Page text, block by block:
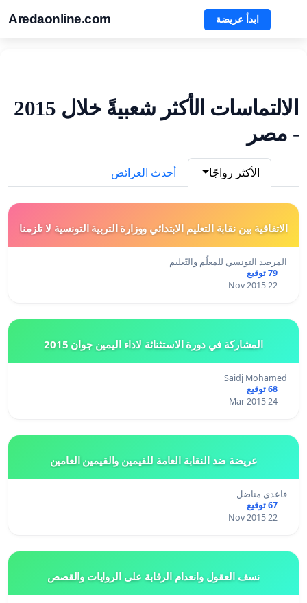
Aredaonline.com ابدأ عريضة
الالتماسات الأكثر شعبيةً خلال 2015
- مصر
الأكثر رواجًا أحدث العرائض
الاتفاقية بين نقابة التعليم الابتدائي ووزارة التربية التونسية لا تلزمنا
المرصد التونسي للمعلّم والتّعليم
79 توقيع
22 Nov 2015
المشاركة في دورة الاستثنائة لاداء اليمين جوان 2015
Saidj Mohamed
68 توقيع
24 Mar 2015
عريضة ضد النقابة العامة للقيمين والقيمين العامين
قاعدي مناضل
67 توقيع
22 Nov 2015
نسف العقول وانعدام الرقابة على الروايات والقصص